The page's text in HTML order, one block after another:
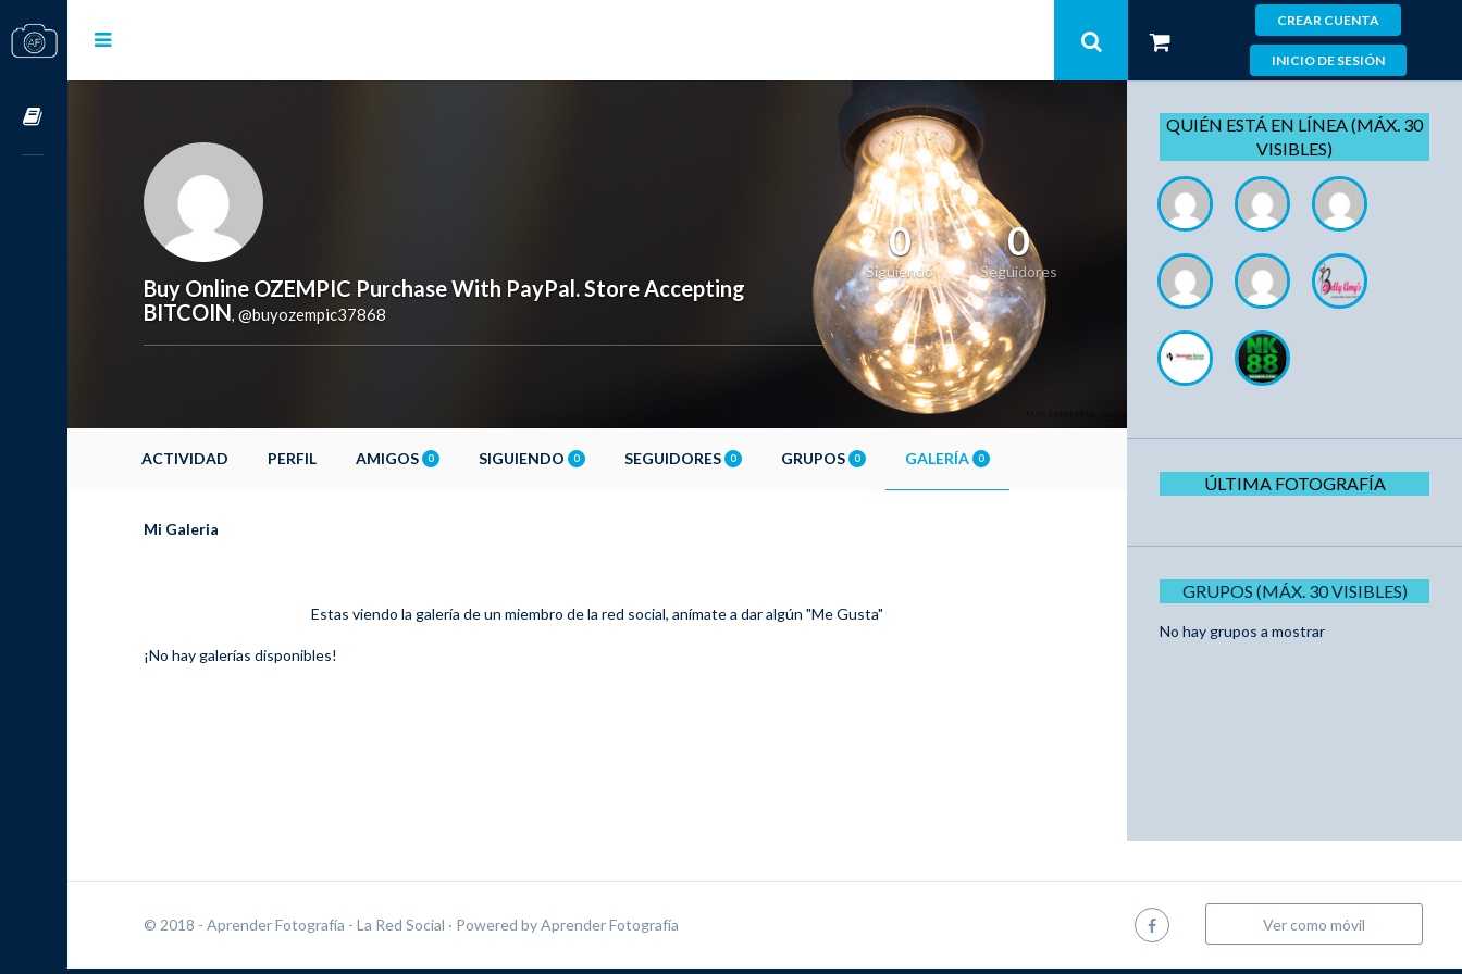
CREAR CUENTA
INICIO DE SESIÓN
Buy Online OZEMPIC Purchase With PayPal. Store Accepting
BITCOIN, @buyozempic37868
0
Siguiendo
0
Seguidores
ACTIVIDAD PERFIL AMIGOS 0 SIGUIENDO 0 SEGUIDORES 0 GRUPOS 0 GALERÍA 0
Mi Galeria
Estas viendo la galería de un miembro de la red social, anímate a dar algún "Me Gusta"
¡No hay galerías disponibles!
QUIÉN ESTÁ EN LÍNEA (MÁX. 30
VISIBLES)
ÚLTIMA FOTOGRAFÍA
GRUPOS (MÁX. 30 VISIBLES)
No hay grupos a mostrar
© 2018 - Aprender Fotografía - La Red Social · Powered byAprender Fotografía